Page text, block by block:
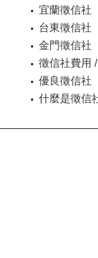
宜蘭徵信社
台東徵信社
金門徵信社
徵信社費用
優良徵信社
什麼是徵信